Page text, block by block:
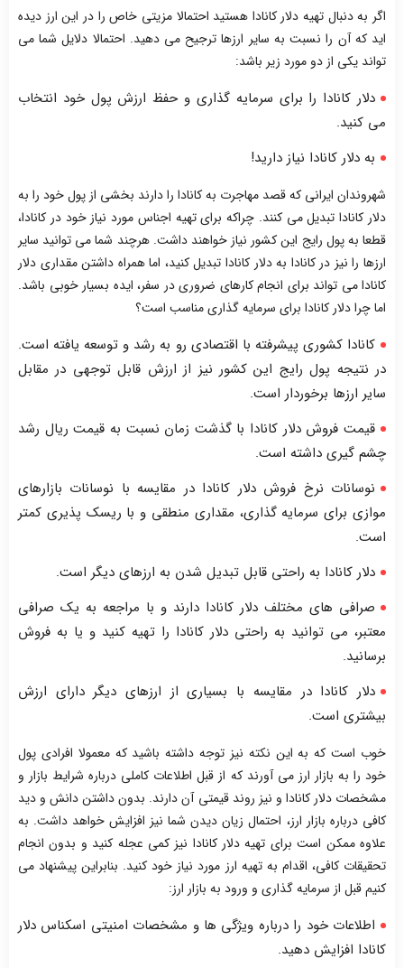
اگر به دنبال تهیه دلار کانادا هستید احتمالا مزیتی خاص را در این ارز دیده
اید که آن را نسبت به سایر ارزها ترجیح می دهید. احتمالا دلایل شما می
تواند یکی از دو مورد زیر باشد:
دلار کانادا را برای سرمایه گذاری و حفظ ارزش پول خود انتخاب
می کنید.
به دلار کانادا نیاز دارید!
شهروندان ایرانی که قصد مهاجرت به کانادا را دارند بخشی از پول خود را به
دلار کانادا تبدیل می کنند. چراکه برای تهیه اجناس مورد نیاز خود در کانادا،
قطعا به پول رایج این کشور نیاز خواهند داشت. هرچند شما می توانید سایر
ارزها را نیز در کانادا به دلار کانادا تبدیل کنید، اما همراه داشتن مقداری دلار
کانادا می تواند برای انجام کارهای ضروری در سفر، ایده بسیار خوبی باشد.
اما چرا دلار کانادا برای سرمایه گذاری مناسب است؟
کانادا کشوری پیشرفته با اقتصادی رو به رشد و توسعه یافته است.
در نتیجه پول رایج این کشور نیز از ارزش قابل توجهی در مقابل
سایر ارزها برخوردار است.
قیمت فروش دلار کانادا با گذشت زمان نسبت به قیمت ریال رشد
چشم گیری داشته است.
نوسانات نرخ فروش دلار کانادا در مقایسه با نوسانات بازارهای
موازی برای سرمایه گذاری، مقداری منطقی و با ریسک پذیری کمتر
است.
دلار کانادا به راحتی قابل تبدیل شدن به ارزهای دیگر است.
صرافی های مختلف دلار کانادا دارند و با مراجعه به یک صرافی
معتبر، می توانید به راحتی دلار کانادا را تهیه کنید و یا به فروش
برسانید.
دلار کانادا در مقایسه با بسیاری از ارزهای دیگر دارای ارزش
بیشتری است.
خوب است که به این نکته نیز توجه داشته باشید که معمولا افرادی پول
خود را به بازار ارز می آورند که از قبل اطلاعات کاملی درباره شرایط بازار و
مشخصات دلار کانادا و نیز روند قیمتی آن دارند. بدون داشتن دانش و دید
کافی درباره بازار ارز، احتمال زیان دیدن شما نیز افزایش خواهد داشت. به
علاوه ممکن است برای تهیه دلار کانادا نیز کمی عجله کنید و بدون انجام
تحقیقات کافی، اقدام به تهیه ارز مورد نیاز خود کنید. بنابراین پیشنهاد می
کنیم قبل از سرمایه گذاری و ورود به بازار ارز:
اطلاعات خود را درباره ویژگی ها و مشخصات امنیتی اسکناس دلار
کانادا افزایش دهید.